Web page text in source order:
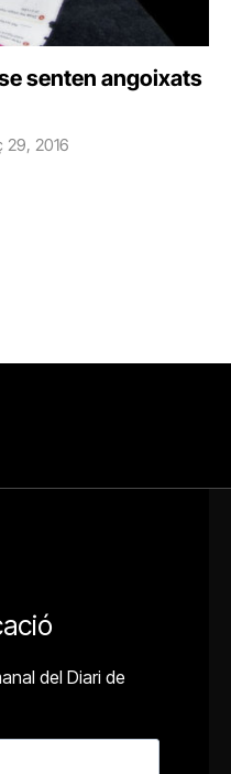
senten angoixats
29, 2016